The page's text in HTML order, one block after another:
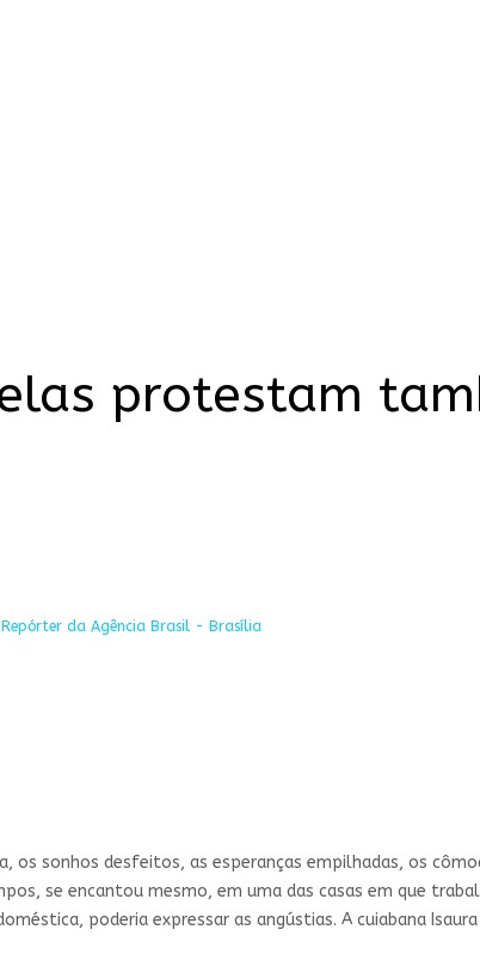
protestam
da Agência Brasil - Brasília
os sonhos desfeitos, as esperanças empilhadas, os
se encantou mesmo, em uma das casas em que
poderia expressar as angústias. A cuiabana Isaura